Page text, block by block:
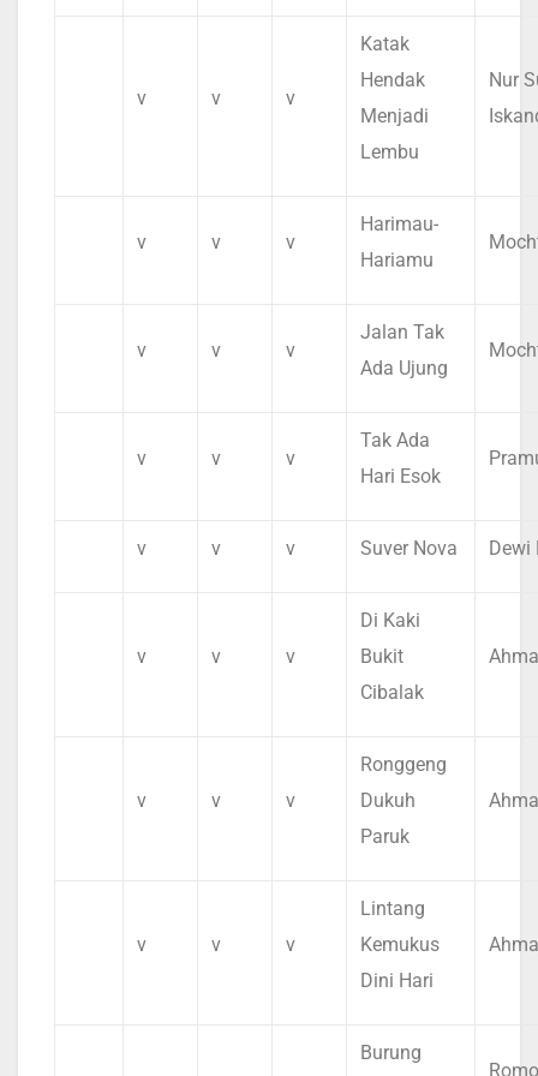
v v v
Katak
Hendak
Menjadi
Lembu
Nur
v v v
Harimau-
Hariamu
v v v
Jalan Tak
Ada Ujung
v v v
Tak Ada
Hari Esok
v v v Suver Nova Dewi
v v v
Di Kaki
Bukit
Cibalak
v v v
Ronggeng
Dukuh
Paruk
v v v
Lintang
Kemukus
Dini Hari
Burung